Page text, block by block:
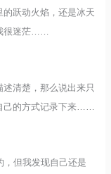
跃动火焰，还是冰天
很迷茫……
清楚，那么说出来只
己的方式记录下来……
，但我发现自己还是